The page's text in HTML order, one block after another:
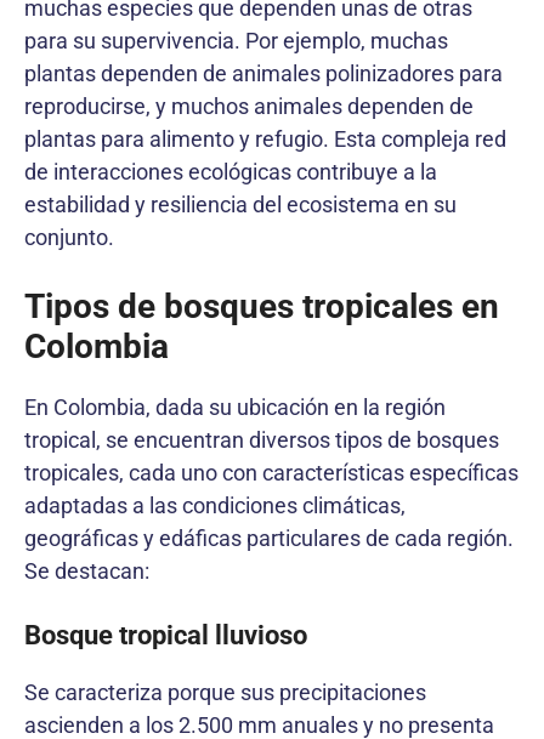
muchas especies que dependen unas de otras
para su supervivencia. Por ejemplo, muchas
plantas dependen de animales polinizadores para
reproducirse, y muchos animales dependen de
plantas para alimento y refugio. Esta compleja red
de interacciones ecológicas contribuye a la
estabilidad y resiliencia del ecosistema en su
conjunto.
Tipos de bosques tropicales en
Colombia
En Colombia, dada su ubicación en la región
tropical, se encuentran diversos tipos de bosques
tropicales, cada uno con características específicas
adaptadas a las condiciones climáticas,
geográficas y edáficas particulares de cada región.
Se destacan:
Bosque tropical lluvioso
Se caracteriza porque sus precipitaciones
ascienden a los 2.500 mm anuales y no presenta